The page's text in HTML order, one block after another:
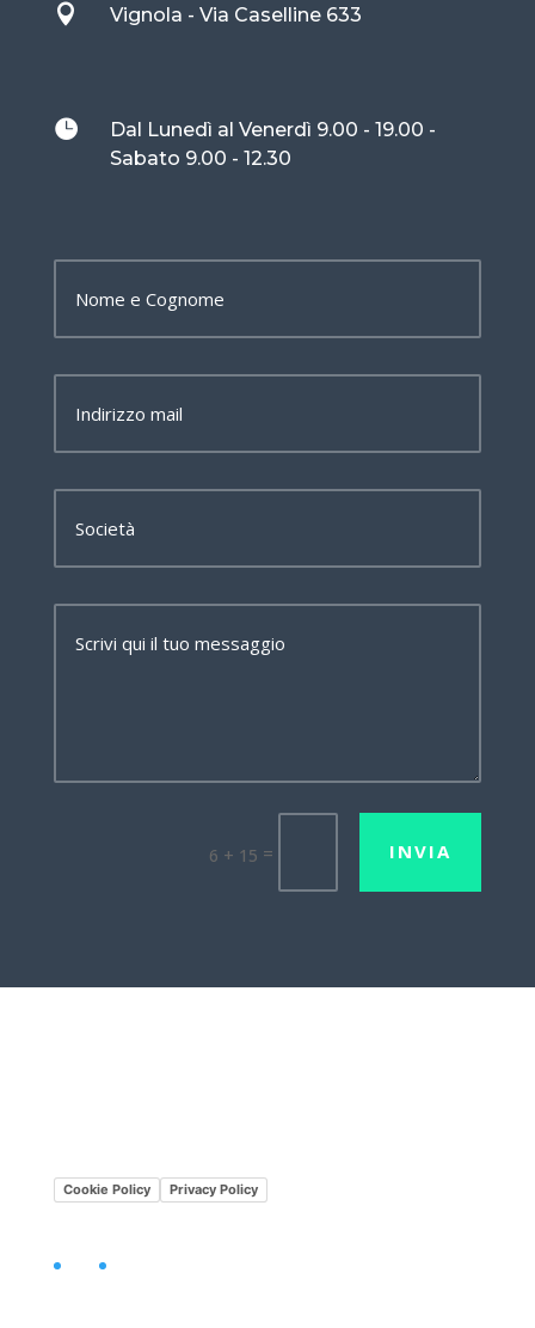
 Vignola - Via Caselline 633

Dal Lunedì al Venerdì 9.00 - 19.00 -
Sabato 9.00 - 12.30
6 + 15 = INVIA
Cookie Policy Privacy Policy
Facebook